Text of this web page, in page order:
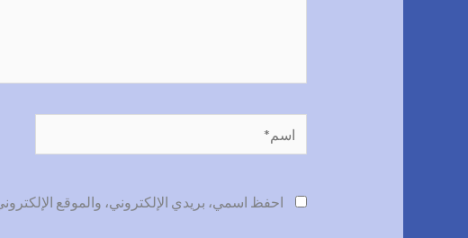
اسم*
احفظ اسمي، بريدي الإلكتروني، والموقع